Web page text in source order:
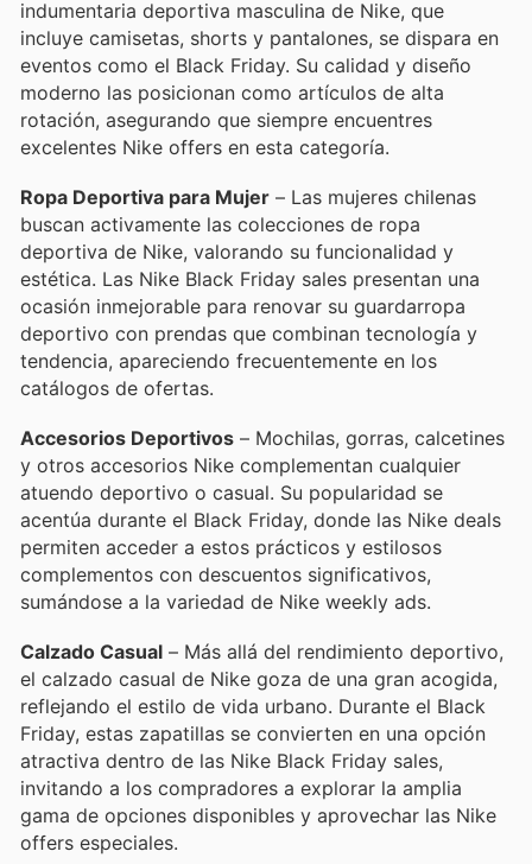
indumentaria deportiva masculina de Nike, que
incluye camisetas, shorts y pantalones, se dispara en
eventos como el Black Friday. Su calidad y diseño
moderno las posicionan como artículos de alta
rotación, asegurando que siempre encuentres
excelentes Nike offers en esta categoría.
Ropa Deportiva para Mujer – Las mujeres chilenas
buscan activamente las colecciones de ropa
deportiva de Nike, valorando su funcionalidad y
estética. Las Nike Black Friday sales presentan una
ocasión inmejorable para renovar su guardarropa
deportivo con prendas que combinan tecnología y
tendencia, apareciendo frecuentemente en los
catálogos de ofertas.
Accesorios Deportivos – Mochilas, gorras, calcetines
y otros accesorios Nike complementan cualquier
atuendo deportivo o casual. Su popularidad se
acentúa durante el Black Friday, donde las Nike deals
permiten acceder a estos prácticos y estilosos
complementos con descuentos significativos,
sumándose a la variedad de Nike weekly ads.
Calzado Casual – Más allá del rendimiento deportivo,
el calzado casual de Nike goza de una gran acogida,
reflejando el estilo de vida urbano. Durante el Black
Friday, estas zapatillas se convierten en una opción
atractiva dentro de las Nike Black Friday sales,
invitando a los compradores a explorar la amplia
gama de opciones disponibles y aprovechar las Nike
offers especiales.